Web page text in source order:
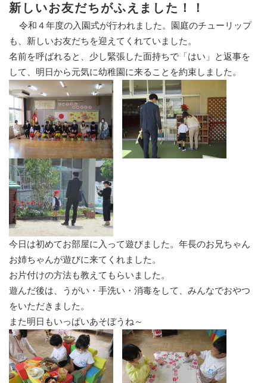
新しいお友だちがふえました！！
令和４年度の入園式が行われました。園庭のチューリップ
も、新しいお友だちを迎えてくれていました。
名前を呼ばれると、少し緊張した面持ちで「はい」と返事を
して、明日から元気に幼稚園に来ることを約束しました。
今日は初めてお部屋に入って遊びました。年長のお兄ちゃん
お姉ちゃんが遊びに来てくれました。
お片付けの方法も教えてもらいました。
遊んだ後は、うがい・手洗い・消毒をして、みんなでおやつ
をいただきました。
また明日もいっぱいあそぼうね～